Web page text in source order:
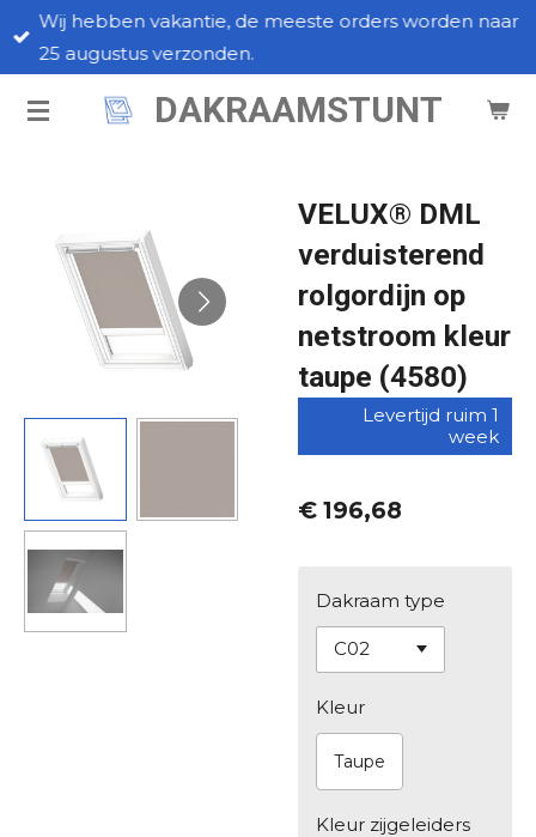
Ga
direct
de
DAKRAAMSTUNT
Wij hebben vakantie, de meeste orders worden naar
25 augustus verzonden.
VELUX® DML
verduisterend
rolgordijn op
netstroom kleur
taupe (4580)
Levertijd ruim 1
week
€ 196,68
Dakraam type
Kleur
Taupe
Kleur zijgeleiders